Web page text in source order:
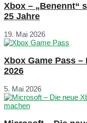
Xbox – „Benennt“
25 Jahre
19. Mai 2026
Xbox Game Pass
2026
5. Mai 2026